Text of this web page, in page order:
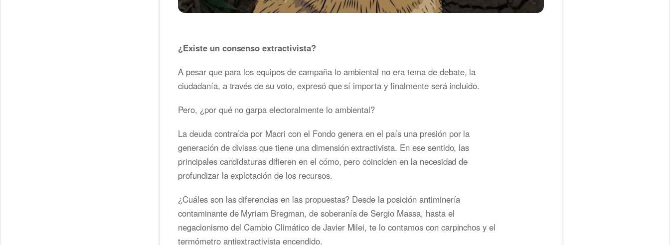
¿Existe un consenso extractivista?
A pesar que para los equipos de campaña lo ambiental no era tema de debate, la
ciudadanía, a través de su voto, expresó que sí importa y finalmente será incluido.
Pero, ¿por qué no garpa electoralmente lo ambiental?
La deuda contraída por Macri con el Fondo genera en el país una presión por la
generación de divisas que tiene una dimensión extractivista. En ese sentido, las
principales candidaturas difieren en el cómo, pero coinciden en la necesidad de
profundizar la explotación de los recursos.
¿Cuáles son las diferencias en las propuestas? Desde la posición antiminería
contaminante de Myriam Bregman, de soberanía de Sergio Massa, hasta el
negacionismo del Cambio Climático de Javier Milei, te lo contamos con carpinchos y el
termómetro antiextractivista encendido.